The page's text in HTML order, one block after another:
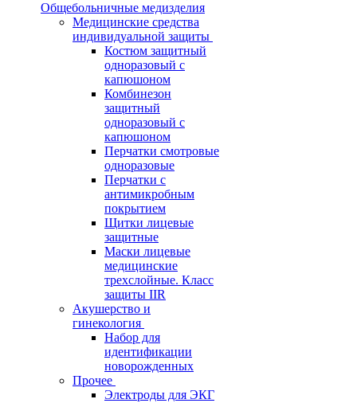
Общебольничные медизделия
Медицинские средства
индивидуальной защиты
Костюм защитный
одноразовый с
капюшоном
Комбинезон
защитный
одноразовый с
капюшоном
Перчатки смотровые
одноразовые
Перчатки с
антимикробным
покрытием
Щитки лицевые
защитные
Маски лицевые
медицинские
трехслойные. Класс
защиты IIR
Акушерство и
гинекология
Набор для
идентификации
новорожденных
Прочее
Электроды для ЭКГ